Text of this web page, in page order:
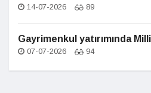
14-07-2026 89
Gayrimenkul yatırımında
07-07-2026 94